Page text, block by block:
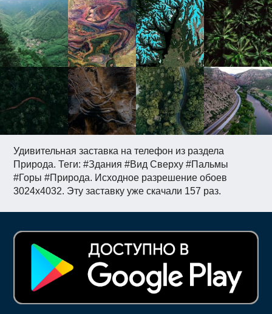
Удивительная заставка на телефон из раздела
Природа. Теги: #Здания #Вид Сверху #Пальмы
#Горы #Природа. Исходное разрешение обоев
3024x4032. Эту заставку уже скачали 157 раз.